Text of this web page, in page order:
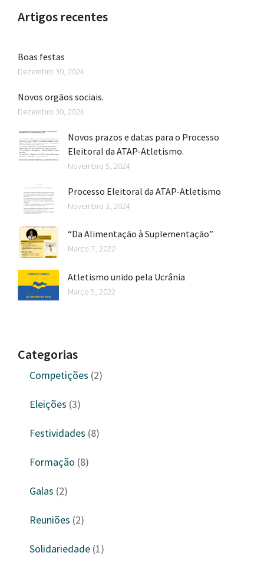
Artigos recentes
Boas festas
Dezembro 30, 2024
Novos orgãos sociais.
Dezembro 30, 2024
Novos prazos e datas para o Processo
Eleitoral da ATAP-Atletismo.
Novembro 5, 2024
Processo Eleitoral da ATAP-Atletismo
Novembro 3, 2024
“Da Alimentação à Suplementação”
Março 7, 2022
Atletismo unido pela Ucrânia
Março 5, 2022
Categorias
Competições (2)
Eleições (3)
Festividades (8)
Formação (8)
Galas (2)
Reuniões (2)
Solidariedade (1)